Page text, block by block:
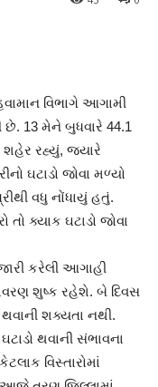
વિભાગે આગામી
છે. 13 મેને બુધવારે 44.1
શહેર રહ્યું, જ્યારે
ઘટાડો જોવા મળ્યો
વધુ નોંધાયું હતું.
તો ક્યાક ઘટાડો જોવા
કરેલી આગાહી
શુષ્ક રહેશે. બે દિવસ
થવાની શક્યતા નથી.
થવાની સંભાવના
વિસ્તારોમાં